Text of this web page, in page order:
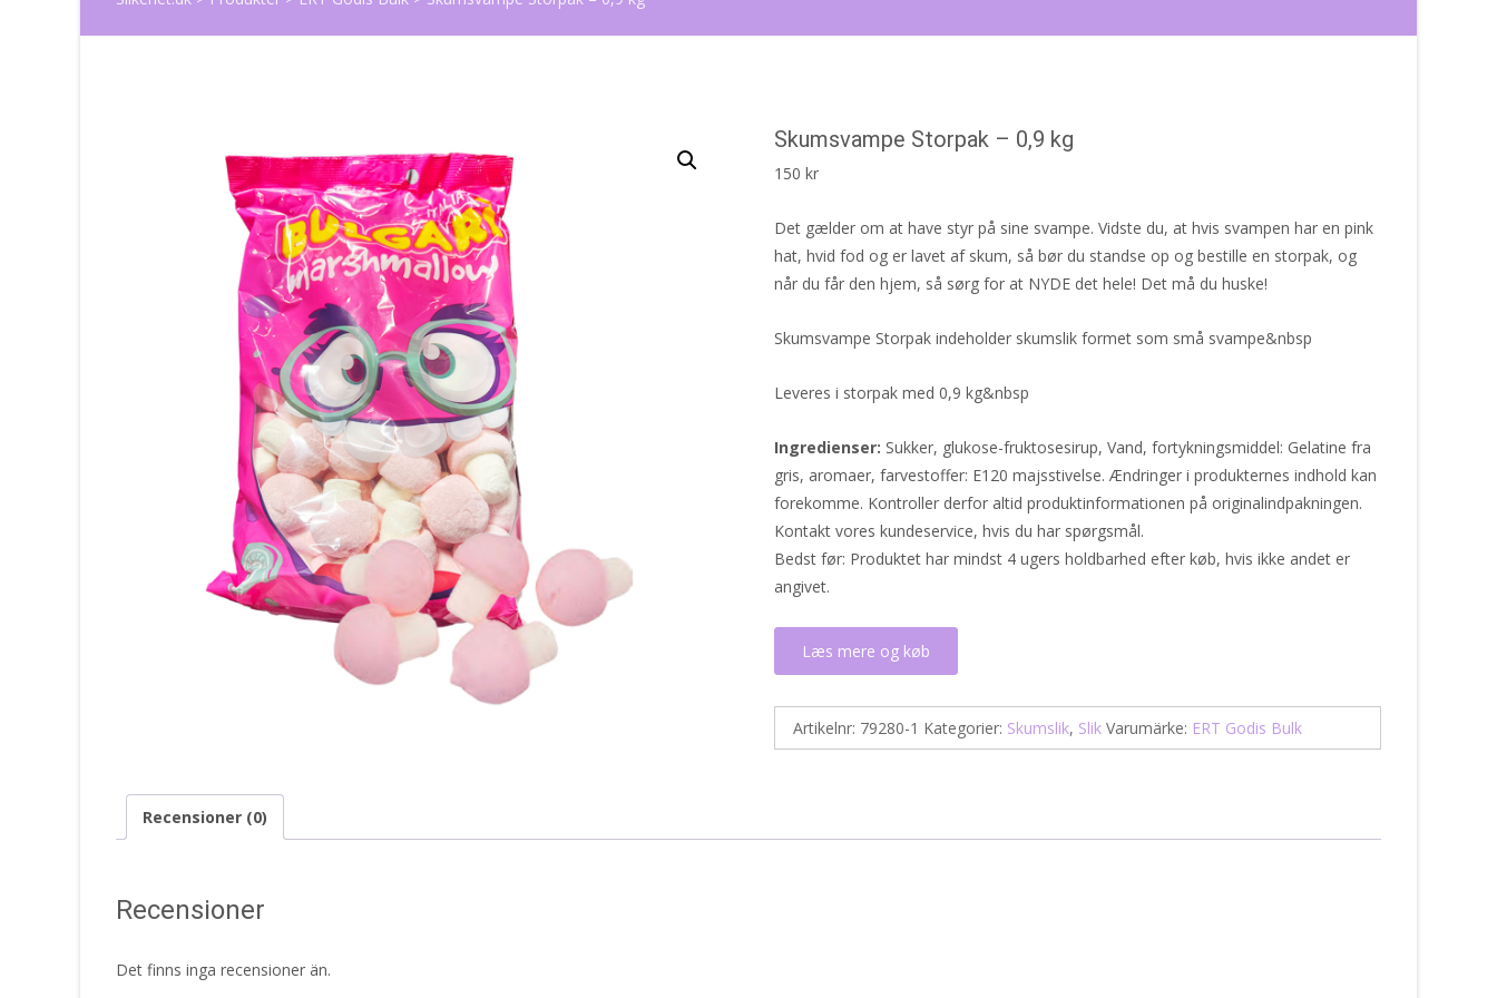
Skumsvampe Storpak – 0,9 kg
150 kr
Det gælder om at have styr på sine svampe. Vidste du, at hvis svampen har en pink
hat, hvid fod og er lavet af skum, så bør du standse op og bestille en storpak, og
når du får den hjem, så sørg for at NYDE det hele! Det må du huske!
Skumsvampe Storpak indeholder skumslik formet som små svampe&nbsp
Leveres i storpak med 0,9 kg&nbsp
Ingredienser: Sukker, glukose-fruktosesirup, Vand, fortykningsmiddel: Gelatine fra
gris, aromaer, farvestoffer: E120 majsstivelse. Ændringer i produkternes indhold kan
forekomme. Kontroller derfor altid produktinformationen på originalindpakningen.
Kontakt vores kundeservice, hvis du har spørgsmål.
Bedst før: Produktet har mindst 4 ugers holdbarhed efter køb, hvis ikke andet er
angivet.
Læs mere og køb
Artikelnr: 79280-1 Kategorier: Skumslik, Slik Varumärke: ERT Godis Bulk
Recensioner (0)
Recensioner
Det finns inga recensioner än.